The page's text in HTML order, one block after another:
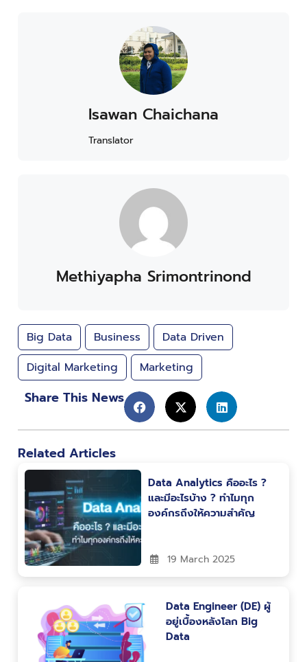
Isawan Chaichana
Translator
Methiyapha Srimontrinond
Big Data Business
Data Driven
Digital Marketing
Marketing
Share This News
Related Articles
Data Analytics คืออะไร ?
และมีอะไรบ้าง ? ทำไมทุก
องค์กรถึงให้ความสำคัญ
19 March 2025
Data Engineer (DE) ผู้
อยู่เบื้องหลังโลก Big
Data